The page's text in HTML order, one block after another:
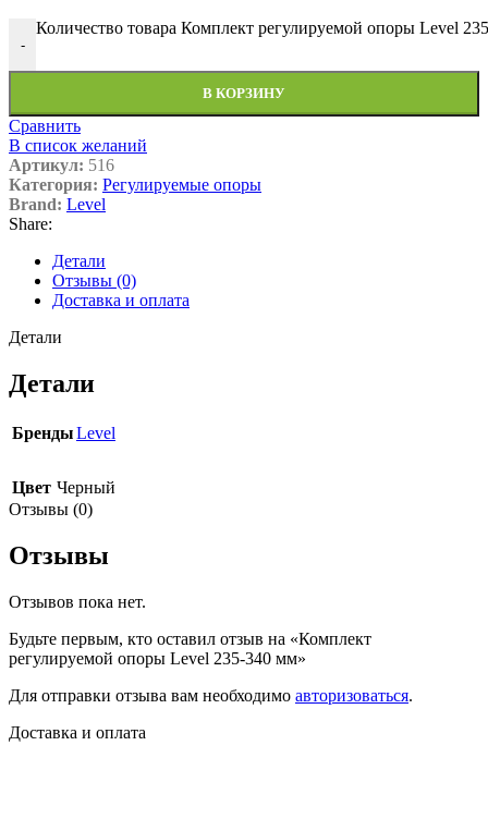
-
Количество товара Комплект регулируемой опоры Level
В КОРЗИНУ
Сравнить
В список желаний
Артикул: 516
Категория: Регулируемые опоры
Brand: Level
Share:
Детали
Отзывы (0)
Доставка и оплата
Детали
Детали
БрендыLevel
Цвет Черный
Отзывы (0)
Отзывы
Отзывов пока нет.
Будьте первым, кто оставил отзыв на «Комплект
регулируемой опоры Level 235-340 мм»
Для отправки отзыва вам необходимо авторизоваться.
Доставка и оплата